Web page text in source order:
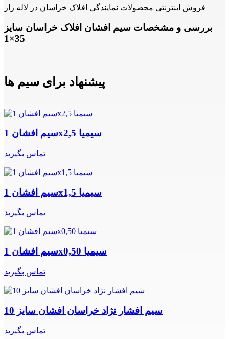
فروش اینترنتی محصولات نمایندگی افلاک خراسان در لاله زار
بررسی و مشخصات سیم افشان افلاک خراسان سایز
35×1
پیشنهاد برای سیم ها
سیم افشان 1x2,5 سیمیا
تماس بگیرید
سیم افشان 1x1,5 سیمیا
تماس بگیرید
سیم افشان 1x0,50 سیمیا
تماس بگیرید
سیم افشار نژاد خراسان افشان سایز 10
تماس بگیرید